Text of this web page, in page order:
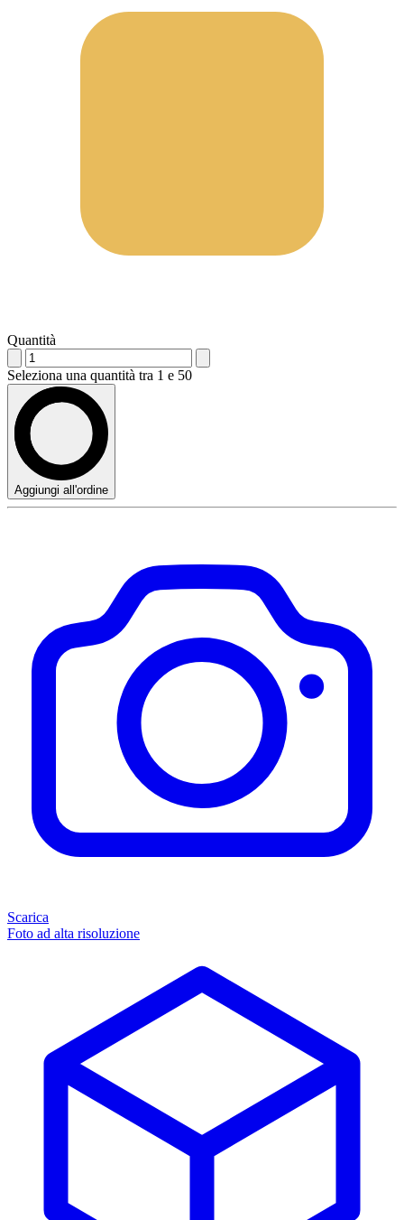
Quantità
Seleziona una quantità tra 1 e 50
Aggiungi all'ordine
Scarica
Foto ad alta risoluzione